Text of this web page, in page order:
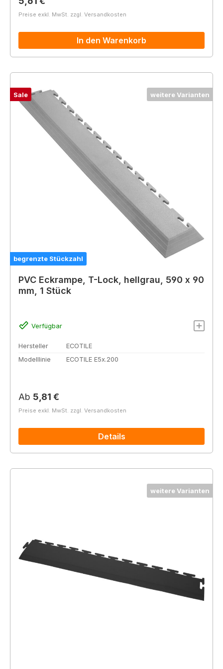
Preise exkl. MwSt. zzgl. Versandkosten
In den Warenkorb
weitere Varianten
Sale
begrenzte Stückzahl
PVC Eckrampe, T-Lock, hellgrau, 590 x 90
mm, 1 Stück
Verfügbar
Hersteller
ECOTILE
Modelllinie
ECOTILE E5x.200
Regulärer Preis:
Ab 5,81 €
Preise exkl. MwSt. zzgl. Versandkosten
Details
weitere Varianten